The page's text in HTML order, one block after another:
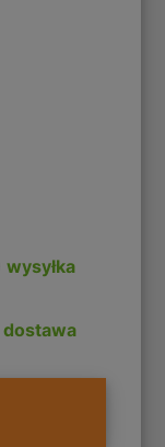
wysyłka